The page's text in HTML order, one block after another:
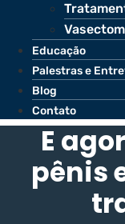
Educação
Palestras e
Blog
Contato
E
pênis